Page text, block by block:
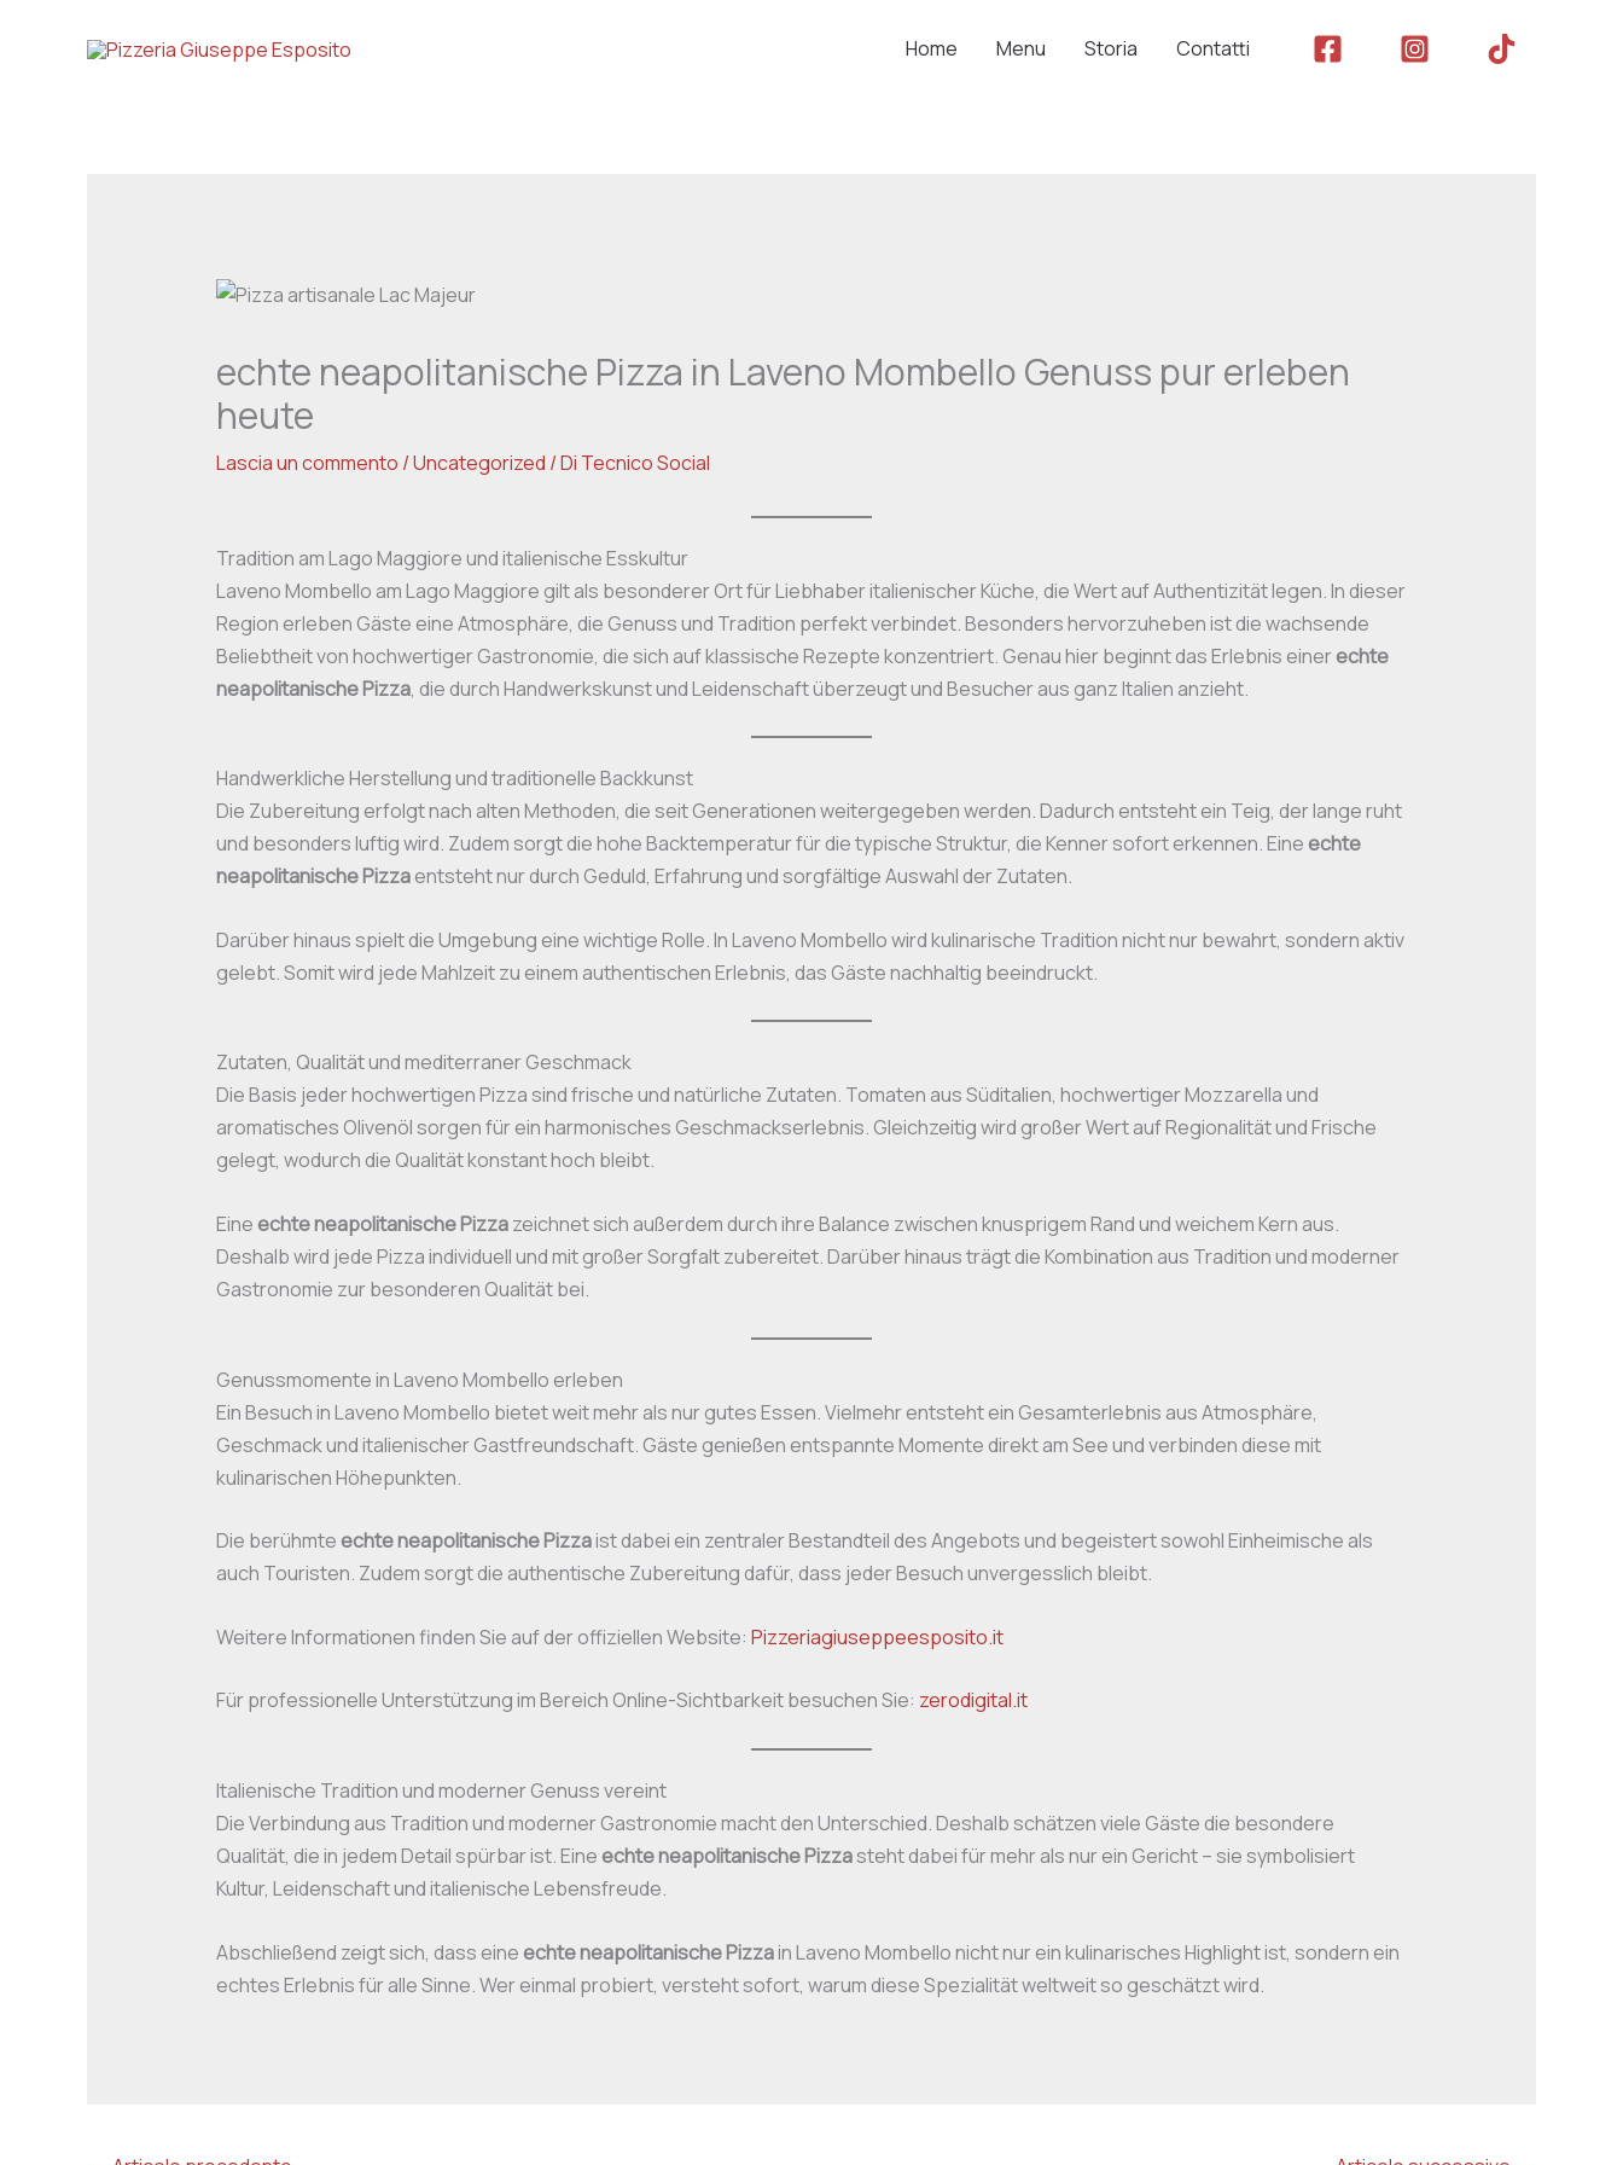
Home Menu Storia Contatti
echte neapolitanische Pizza in Laveno Mombello Genuss pur erleben
heute
Lascia un commento /Uncategorized / Di Tecnico Social
Tradition am Lago Maggiore und italienische Esskultur
Laveno Mombello am Lago Maggiore gilt als besonderer Ort für Liebhaber italienischer Küche, die Wert auf Authentizität legen. In dieser
Region erleben Gäste eine Atmosphäre, die Genuss und Tradition perfekt verbindet. Besonders hervorzuheben ist die wachsende
Beliebtheit von hochwertiger Gastronomie, die sich auf klassische Rezepte konzentriert. Genau hier beginnt das Erlebnis einerechte
neapolitanische Pizza, die durch Handwerkskunst und Leidenschaft überzeugt und Besucher aus ganz Italien anzieht.
Handwerkliche Herstellung und traditionelle Backkunst
Die Zubereitung erfolgt nach alten Methoden, die seit Generationen weitergegeben werden. Dadurch entsteht ein Teig, der lange ruht
und besonders luftig wird. Zudem sorgt die hohe Backtemperatur für die typische Struktur, die Kenner sofort erkennen. Eine echte
neapolitanische Pizzaentsteht nur durch Geduld, Erfahrung und sorgfältige Auswahl der Zutaten.
Darüber hinaus spielt die Umgebung eine wichtige Rolle. In Laveno Mombello wird kulinarische Tradition nicht nur bewahrt, sondern aktiv
gelebt. Somit wird jede Mahlzeit zu einem authentischen Erlebnis, das Gäste nachhaltig beeindruckt.
Zutaten, Qualität und mediterraner Geschmack
Die Basis jeder hochwertigen Pizza sind frische und natürliche Zutaten. Tomaten aus Süditalien, hochwertiger Mozzarella und
aromatisches Olivenöl sorgen für ein harmonisches Geschmackserlebnis. Gleichzeitig wird großer Wert auf Regionalität und Frische
gelegt, wodurch die Qualität konstant hoch bleibt.
Eine echte neapolitanische Pizzazeichnet sich außerdem durch ihre Balance zwischen knusprigem Rand und weichem Kern aus.
Deshalb wird jede Pizza individuell und mit großer Sorgfalt zubereitet. Darüber hinaus trägt die Kombination aus Tradition und moderner
Gastronomie zur besonderen Qualität bei.
Genussmomente in Laveno Mombello erleben
Ein Besuch in Laveno Mombello bietet weit mehr als nur gutes Essen. Vielmehr entsteht ein Gesamterlebnis aus Atmosphäre,
Geschmack und italienischer Gastfreundschaft. Gäste genießen entspannte Momente direkt am See und verbinden diese mit
kulinarischen Höhepunkten.
Die berühmte echte neapolitanische Pizzaist dabei ein zentraler Bestandteil des Angebots und begeistert sowohl Einheimische als
auch Touristen. Zudem sorgt die authentische Zubereitung dafür, dass jeder Besuch unvergesslich bleibt.
Weitere Informationen finden Sie auf der offiziellen Website: Pizzeriagiuseppeesposito.it
Für professionelle Unterstützung im Bereich Online-Sichtbarkeit besuchen Sie: zerodigital.it
Italienische Tradition und moderner Genuss vereint
Die Verbindung aus Tradition und moderner Gastronomie macht den Unterschied. Deshalb schätzen viele Gäste die besondere
Qualität, die in jedem Detail spürbar ist. Eine echte neapolitanische Pizzasteht dabei für mehr als nur ein Gericht – sie symbolisiert
Kultur, Leidenschaft und italienische Lebensfreude.
Abschließend zeigt sich, dass eine echte neapolitanische Pizzain Laveno Mombello nicht nur ein kulinarisches Highlight ist, sondern ein
echtes Erlebnis für alle Sinne. Wer einmal probiert, versteht sofort, warum diese Spezialität weltweit so geschätzt wird.